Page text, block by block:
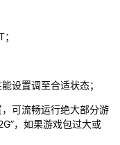
设置调至合适状态；
可流畅运行绝大部分游
，如果游戏包过大或